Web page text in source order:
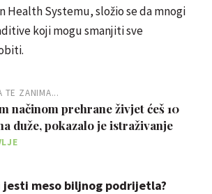
Health Systemu, složio se da mnogi
koji mogu smanjiti sve
TE ZANIMA...
načinom prehrane živjet ćeš 10
duže, pokazalo je istraživanje
meso biljnog podrijetla?